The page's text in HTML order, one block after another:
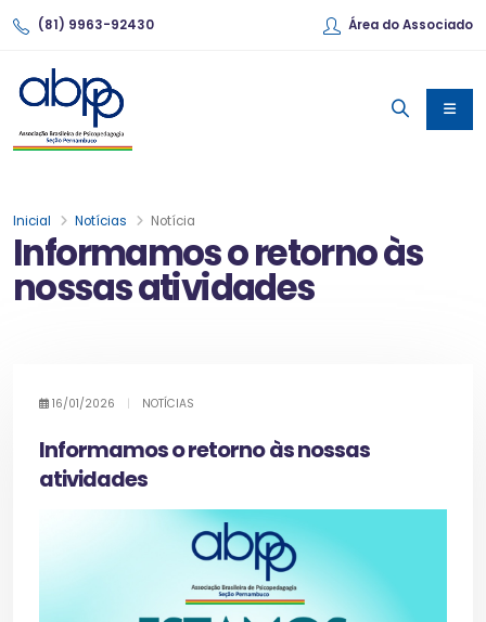
(81) 9963-92430 Área do Associado
Informamos o retorno às
nossas atividades
Inicial Notícias Notícia
16/01/2026 NOTÍCIAS
Informamos o retorno às nossas
atividades